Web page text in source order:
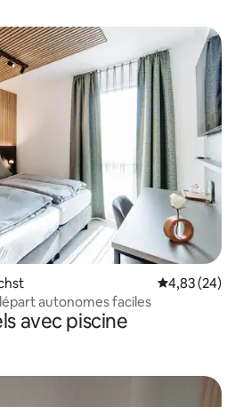
Évaluation
4,83 (24)
autonomes faciles
avec piscine